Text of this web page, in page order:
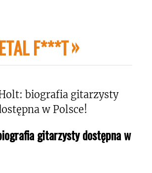
F***T
gitarzysty dostępna w